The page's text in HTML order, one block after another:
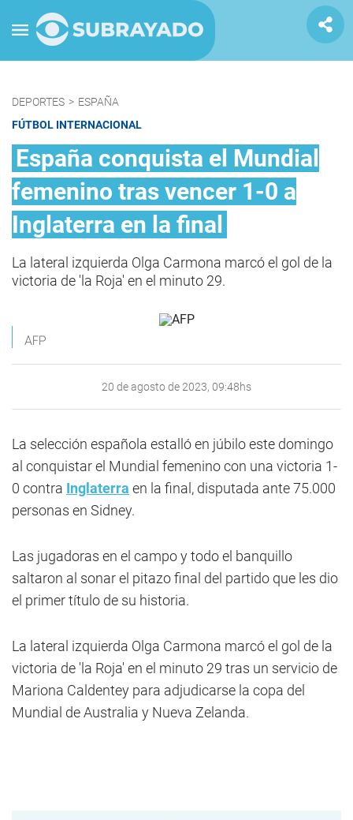
DEPORTES > ESPAÑA
FÚTBOL INTERNACIONAL
España conquista el Mundial
femenino tras vencer 1-0 a
Inglaterra en la final
La lateral izquierda Olga Carmona marcó el gol de la
victoria de 'la Roja' en el minuto 29.
AFP
20 de agosto de 2023, 09:48hs
La selección española estalló en júbilo este domingo
al conquistar el Mundial femenino con una victoria 1-
0 contra Inglaterra en la final, disputada ante 75.000
personas en Sidney.
Las jugadoras en el campo y todo el banquillo
saltaron al sonar el pitazo final del partido que les dio
el primer título de su historia.
La lateral izquierda Olga Carmona marcó el gol de la
victoria de 'la Roja' en el minuto 29 tras un servicio de
Mariona Caldentey para adjudicarse la copa del
Mundial de Australia y Nueva Zelanda.